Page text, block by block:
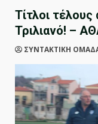
Τίτλοι
Τριλιανό! –
ΣΥΝΤΑΚΤΙΚΗ